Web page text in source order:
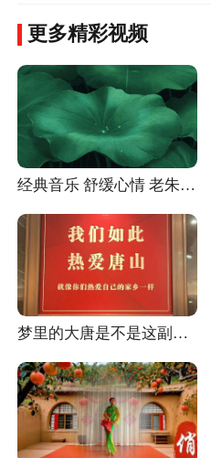
更多精彩视频
经典音乐 舒缓心情 老朱素材
梦里的大唐是不是这副模样我不知道.但当今的华夏盛世我们亲眼见到了！